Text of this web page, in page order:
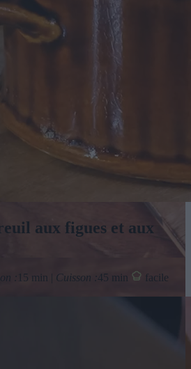
aux figues et aux
: 15 min | Cuisson :45 min facile